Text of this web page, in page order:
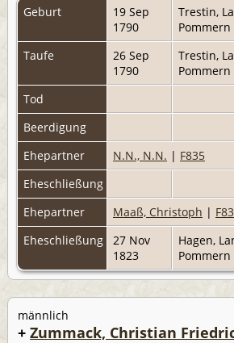
Geburt
19 Sep
1790
Trestin,
Pommern
Taufe
26 Sep
1790
Trestin,
Pommern
Tod
Beerdigung
Ehepartner
N.N., N.N. | F835
Eheschließung
Ehepartner
Maaß, Christoph |
Eheschließung
27 Nov
1823
Hagen,
Pommern
männlich
+ Zummack, Christian